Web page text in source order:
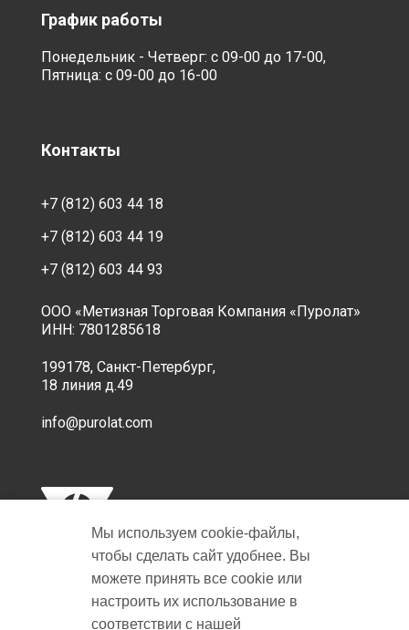
График работы
Понедельник - Четверг: с 09-00 до 17-00,
Пятница: с 09-00 до 16-00
Контакты
+7 (812) 603 44 18
+7 (812) 603 44 19
+7 (812) 603 44 93
ООО «Метизная Торговая Компания «Пуролат»
ИНН: 7801285618
199178, Санкт-Петербург,
18 линия д.49
info@purolat.com
Copyright © 2001-2026 Пуролат.
Мы используем cookie‑файлы,
чтобы сделать сайт удобнее. Вы
можете принять все cookie или
настроить их использование в
соответствии с нашей